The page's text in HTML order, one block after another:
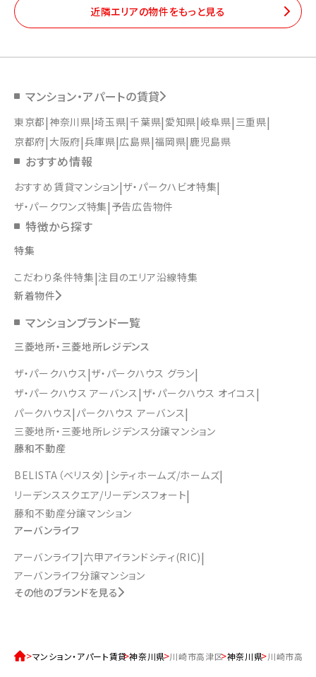
近隣エリアの物件をもっと見る
マンション・アパートの賃貸
東京都 神奈川県 埼玉県 千葉県 愛知県 岐阜県 三重県
京都府 大阪府 兵庫県 広島県 福岡県 鹿児島県
おすすめ情報
おすすめ賃貸マンション ザ・パークハビオ特集
ザ・パークワンズ特集 予告広告物件
特徴から探す
特集
こだわり条件特集 注目のエリア沿線特集
新着物件
マンションブランド一覧
三菱地所・三菱地所レジデンス
ザ・パークハウス ザ・パークハウス グラン
ザ・パークハウス アーバンス ザ・パークハウス オイコス
パークハウス パークハウス アーバンス
三菱地所・三菱地所レジデンス分譲マンション
藤和不動産
BELISTA（ベリスタ） シティホームズ/ホームズ
リーデンススクエア/リーデンスフォート
藤和不動産分譲マンション
アーバンライフ
アーバンライフ 六甲アイランドシティ(RIC)
アーバンライフ分譲マンション
その他のブランドを見る
マンション・アパート賃貸神奈川県 川崎市高津区 神奈川県 川崎市高津